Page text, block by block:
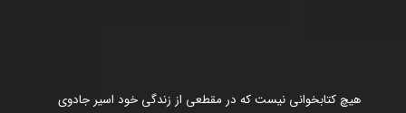
هیچ کتابخوانی نیست که در مقطعی از زندگی خود اسیر جادوی